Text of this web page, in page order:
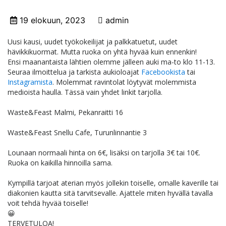
19 elokuun, 2023 admin
Uusi kausi, uudet työkokeilijat ja palkkatuetut, uudet
hävikkikuormat. Mutta ruoka on yhtä hyvää kuin ennenkin!
Ensi maanantaista lähtien olemme jälleen auki ma-to klo 11-13.
Seuraa ilmoittelua ja tarkista aukioloajat Facebookista tai
Instagramista. Molemmat ravintolat löytyvät molemmista
medioista haulla. Tässä vain yhdet linkit tarjolla.
Waste&Feast Malmi, Pekanraitti 16
Waste&Feast Snellu Cafe, Turunlinnantie 3
Lounaan normaali hinta on 6€, lisäksi on tarjolla 3€ tai 10€.
Ruoka on kaikilla hinnoilla sama.
Kympillä tarjoat aterian myös jollekin toiselle, omalle kaverille tai
diakonien kautta sitä tarvitsevalle. Ajattele miten hyvällä tavalla
voit tehdä hyvää toiselle!
😀
TERVETULOA!